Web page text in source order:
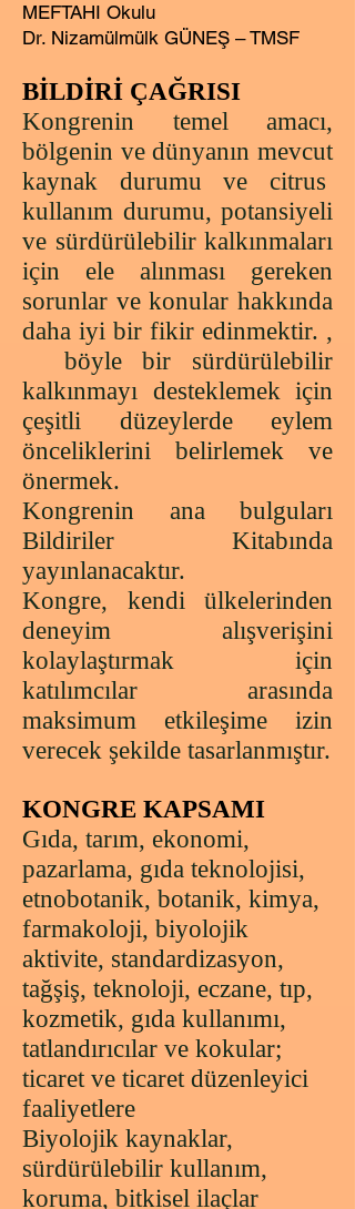
MEFTAHI Okulu​
Dr. Nizamülmülk GÜNEŞ – TMSF
BİLDİRİ ÇAĞRISI
Kongrenin temel amacı,
bölgenin ve dünyanın mevcut
kaynak durumu ve citrus
kullanım durumu, potansiyeli
ve sürdürülebilir kalkınmaları
için ele alınması gereken
sorunlar ve konular hakkında
daha iyi bir fikir edinmektir. ,
böyle bir sürdürülebilir
kalkınmayı desteklemek için
çeşitli düzeylerde eylem
önceliklerini belirlemek ve
önermek.
Kongrenin ana bulguları
Bildiriler Kitabında
yayınlanacaktır.
Kongre, kendi ülkelerinden
deneyim alışverişini
kolaylaştırmak için
katılımcılar arasında
maksimum etkileşime izin
verecek şekilde tasarlanmıştır.
KONGRE KAPSAMI
Gıda, tarım, ekonomi,
pazarlama, gıda teknolojisi,
etnobotanik, botanik, kimya,
farmakoloji, biyolojik
aktivite, standardizasyon,
tağşiş, teknoloji, eczane, tıp,
kozmetik, gıda kullanımı,
tatlandırıcılar ve kokular;
ticaret ve ticaret düzenleyici
faaliyetlere
Biyolojik kaynaklar,
sürdürülebilir kullanım,
koruma, bitkisel ilaçlar